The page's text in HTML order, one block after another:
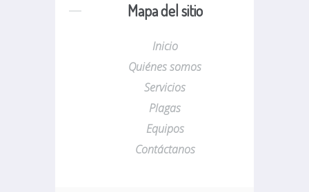
Mapa del sitio
Inicio
Quiénes somos
Servicios
Plagas
Equipos
Contáctanos